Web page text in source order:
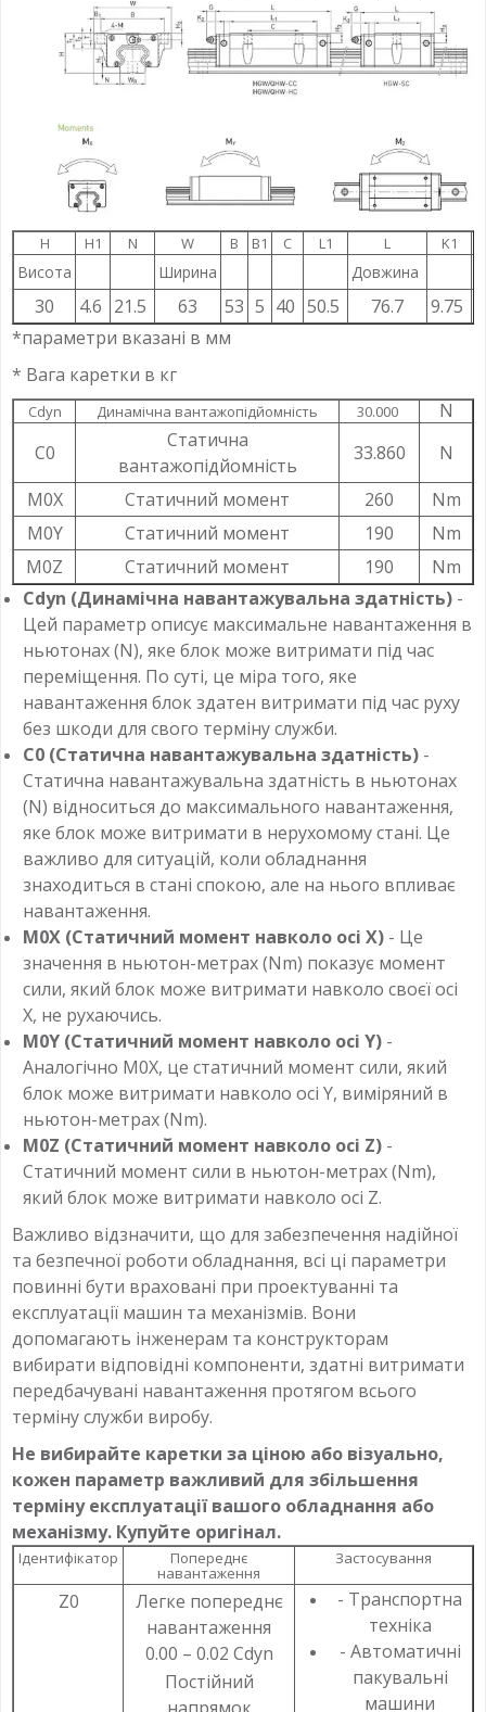
H H1 N W B B1 C L1 L K1
Висота Ширина Довжина
30 4.6 21.5 63 53 5 40 50.5 76.7 9.75
*параметри вказані в мм
* Вага каретки в кг
Cdyn Динамічна вантажопідйомність 30.000
N
C0
Статична
вантажопідйомність
33.860
N
M0X
Статичний момент 260
Nm
M0Y
Статичний момент 190
Nm
M0Z
Статичний момент 190
Nm
Cdyn (Динамічна навантажувальна здатність) -
Цей параметр описує максимальне навантаження в
ньютонах (N), яке блок може витримати під час
переміщення. По суті, це міра того, яке
навантаження блок здатен витримати під час руху
без шкоди для свого терміну служби.
C0 (Статична навантажувальна здатність) -
Статична навантажувальна здатність в ньютонах
(N) відноситься до максимального навантаження,
яке блок може витримати в нерухомому стані. Це
важливо для ситуацій, коли обладнання
знаходиться в стані спокою, але на нього впливає
навантаження.
M0X (Статичний момент навколо осі X) - Це
значення в ньютон-метрах (Nm) показує момент
сили, який блок може витримати навколо своєї осі
X, не рухаючись.
M0Y (Статичний момент навколо осі Y) -
Аналогічно M0X, це статичний момент сили, який
блок може витримати навколо осі Y, виміряний в
ньютон-метрах (Nm).
M0Z (Статичний момент навколо осі Z) -
Статичний момент сили в ньютон-метрах (Nm),
який блок може витримати навколо осі Z.
Важливо відзначити, що для забезпечення надійної
та безпечної роботи обладнання, всі ці параметри
повинні бути враховані при проектуванні та
експлуатації машин та механізмів. Вони
допомагають інженерам та конструкторам
вибирати відповідні компоненти, здатні витримати
передбачувані навантаження протягом всього
терміну служби виробу.
Не вибирайте каретки за ціною або візуально,
кожен параметр важливий для збільшення
терміну експлуатації вашого обладнання або
механізму. Купуйте оригінал.
Ідентифікатор Попереднє
навантаження
Застосування
Z0
Легке попереднє
навантаження
0.00 – 0.02 Cdyn
Постійний
- Транспортна
техніка
- Автоматичні
пакувальні
машини